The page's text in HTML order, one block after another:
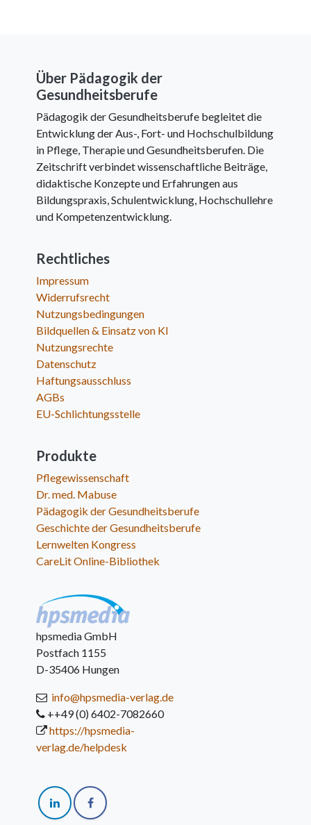
Über Pädagogik der
Gesundheitsberufe
Pädagogik der Gesundheitsberufe begleitet die
Entwicklung der Aus-, Fort- und Hochschulbildung
in Pflege, Therapie und Gesundheitsberufen. Die
Zeitschrift verbindet wissenschaftliche Beiträge,
didaktische Konzepte und Erfahrungen aus
Bildungspraxis, Schulentwicklung, Hochschullehre
und Kompetenzentwicklung.
Rechtliches
Impressum
Widerrufsrecht
Nutzungsbedingungen
Bildquellen & Einsatz von KI
Nutzungsrechte
Datenschutz
Haftungsausschluss
AGBs
EU-Schlichtungsstelle
Produkte
Pflegewissenschaft
Dr. med. Mabuse
Pädagogik der Gesundheitsberufe
Geschichte der Gesundheitsberufe
Lernwelten Kongress
CareLit Online-Bibliothek
hpsmedia GmbH
Postfach 1155
D-35406 Hungen
info@hpsmedia-verlag.de
++49 (0) 6402-7082660
https://hpsmedia-
verlag.de/helpdesk